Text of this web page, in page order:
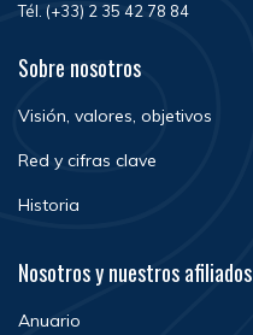
Tél. (+33) 2 35 42 78 84
Sobre nosotros
Visión, valores, objetivos
Red y cifras clave
Historia
Nosotros y nuestros afiliados
Anuario